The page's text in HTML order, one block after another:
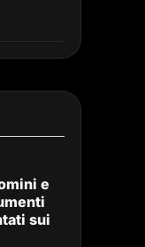
e
sui